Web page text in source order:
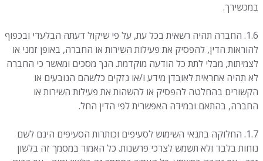
במכשירך.
1.6. החברה תהיה רשאית בכל עת, על פי שיקול דעתה הבלעדי ובכפוף
להוראות הדין, להפסיק את פעילות השירות או החברה, באופן זמני או
לצמיתות, מבלי לתת כל הודעה מוקדמת. הנך מסכים ומאשר כי החברה
לא תהיה אחראית לאובדן מידע ו/או נזקים כלשהם הנובעים או
הקשורים בהחלטה להפסיק או להשהות את פעילות השירות או
החברה, בהתאם ובמידה האפשרית לפי הדין החל.
1.7. החלוקה בתנאי השימוש לסעיפים וכותרות הסעיפים הינם לשם
נוחות בלבד ולא תשמש לצרכי פרשנות. כל האמור במסמך זה בלשון